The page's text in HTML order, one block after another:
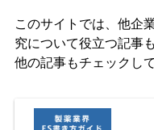
このサイトでは、他企
究について役立つ記事
他の記事もチェックし